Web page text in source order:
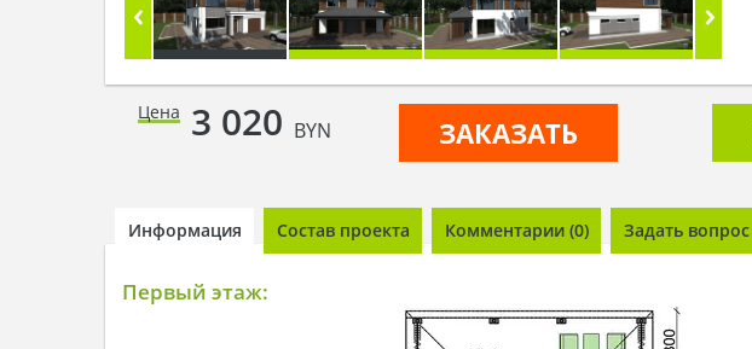
Цена 3 020 BYN ЗАКАЗАТЬ
Информация Состав проекта Комментарии (0) Задать вопрос
Первый этаж: